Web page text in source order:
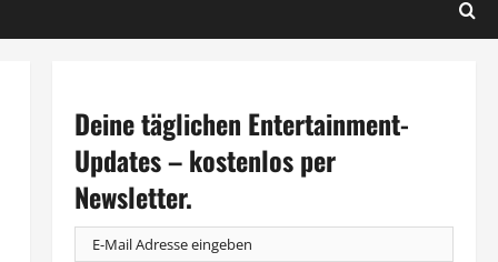
Deine täglichen Entertainment-
Updates – kostenlos per
Newsletter.